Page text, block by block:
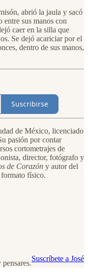
abrió la jaula y sacó
sus manos con
caer en la silla que
Se dejó acariciar por el
dentro de sus manos,
Suscribirse
de México, licenciado
pasión por contar
cortometrajes de
director, fotógrafo y
de Corazón y autor del
físico.
Suscríbete a José